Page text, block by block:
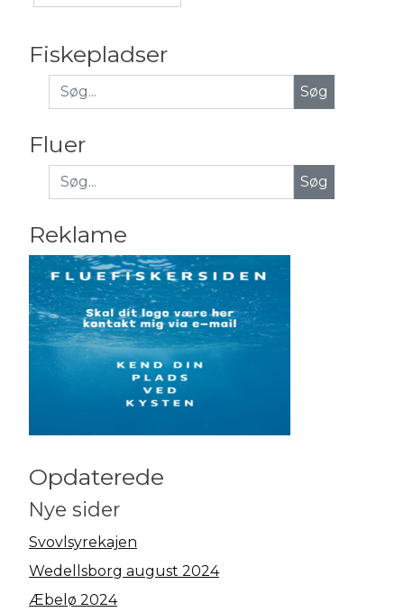
Fiskepladser
Fluer
Søg
Reklame
Opdaterede
Nye sider
Svovlsyrekajen
Wedellsborg august 2024
Æbelø 2024